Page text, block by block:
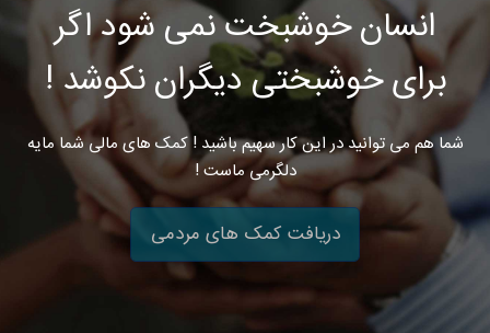
انسان خوشبخت نمی شود اگر
برای خوشبختی دیگران نکوشد !
شما هم می توانید در این کار سهیم باشید ! کمک های مالی شما مایه
دلگرمی ماست !
دریافت کمک های مردمی